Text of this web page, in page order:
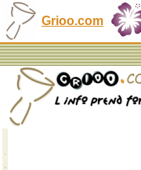
Grioo.com